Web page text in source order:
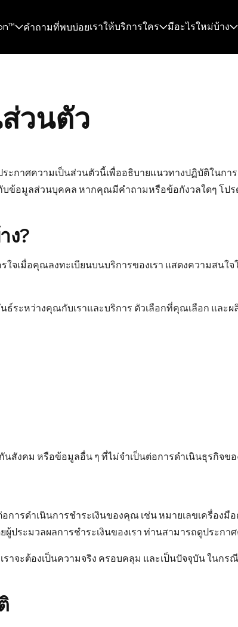
คำถามที่พบบ่อยเราให้บริการใคร มีอะไรใหม่บ้าง
วนตัว
ระกาศความเป็นส่วนตัวนี้เพื่ออธิบายแนวทางปฏิบัติในก
บข้อมูลส่วนบุคคล หากคุณมีคําถามหรือข้อกังวลใดๆ โปร
ง?
เมื่อคุณลงทะเบียนบนบริการของเรา แสดงความสนใ
ระหว่างคุณกับเราและบริการ ตัวเลือกที่คุณเลือก และ
นสังคม หรือข้อมูลอื่น ๆ ที่ไม่จำเป็นต่อการดำเนินธุรกิจข
ารดำเนินการชำระเงินของคุณ เช่น หมายเลขเครื่อง
ประมวลผลการชำระเงินของเรา ท่านสามารถดูประก
าจะต้องเป็นความจริง ครอบคลุม และเป็นปัจจุบัน ใ